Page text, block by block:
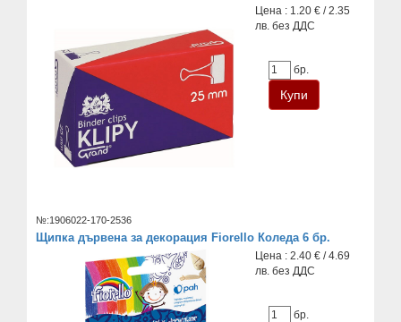
Цена : 1.20 € / 2.35
лв. без ДДС
бр.
№:1906022-170-2536
Щипка дървена за декорация Fiorello Коледа 6 бр.
Цена : 2.40 € / 4.69
лв. без ДДС
бр.